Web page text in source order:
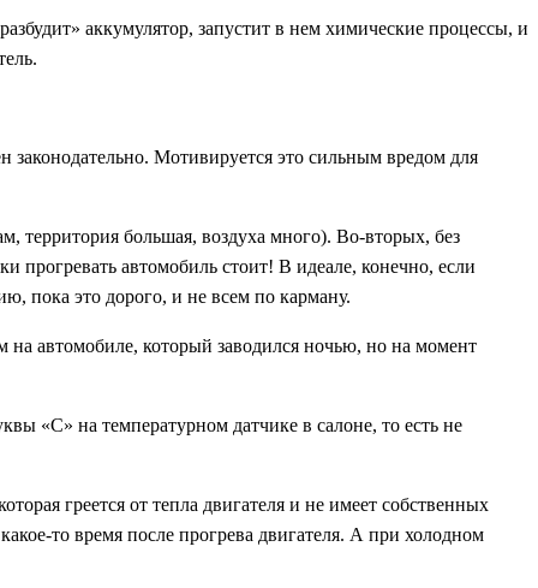
аккумулятор, запустит в нем химические процессы, и
Мотивируется это сильным вредом для
территория большая, воздуха много). Во-вторых, без
автомобиль стоит! В идеале, конечно, если
пока это дорого, и не всем по карману.
автомобиле, который заводился ночью, но на момент
«C» на температурном датчике в салоне, то есть не
греется от тепла двигателя и не имеет собственных
то время после прогрева двигателя. А при холодном